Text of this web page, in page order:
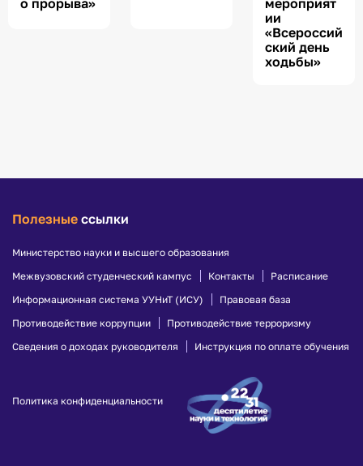
о прорыва»
мероприят
ии
«Всероссий
ский день
ходьбы»
Полезные ссылки
Министерство науки и высшего образования
Межвузовский студенческий кампус
Контакты
Расписание
Информационная система УУНиТ (ИСУ)
Правовая база
Противодействие коррупции
Противодействие терроризму
Сведения о доходах руководителя
Инструкция по оплате обучения
Политика конфиденциальности